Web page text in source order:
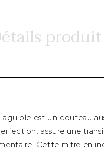
produit
est un couteau
assure une
Cette mitre en